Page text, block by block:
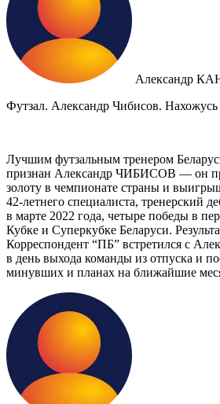
Александр
Футзал. Александр Чибисов. Нахожусь
Лучшим футзальным тренером
признан Александр ЧИБИСОВ — он
золоту в чемпионате страны и
42-летнего специалиста, тренерский
в марте 2022 года, четыре победы в
Кубке и Суперкубке Беларуси.
Корреспондент “ПБ” встретился с
в день выхода команды из отпуска и
минувших и планах на ближайшие